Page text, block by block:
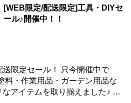
[WEB限定/配送限定]工具・DIYセ
ール♪開催中！！
ール！ 只今開催中で
アイテムを取り揃えました♪ 商